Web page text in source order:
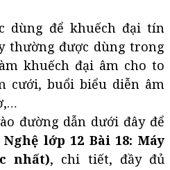
dùng để khuếch đại tín
thường được dùng trong
khuếch đại âm cho to
cưới, buổi biểu diễn âm
đường dẫn dưới đây để
lớp 12 Bài 18: Máy
nhất), chi tiết, đầy đủ